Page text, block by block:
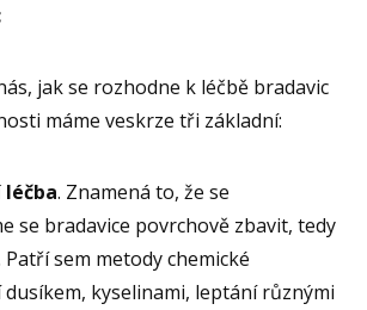
jak se rozhodne k léčbě bradavic
máme veskrze tři základní:
léčba. Znamená to, že se
se bradavice povrchově zbavit, tedy
Patří sem metody chemické
dusíkem, kyselinami, leptání různými